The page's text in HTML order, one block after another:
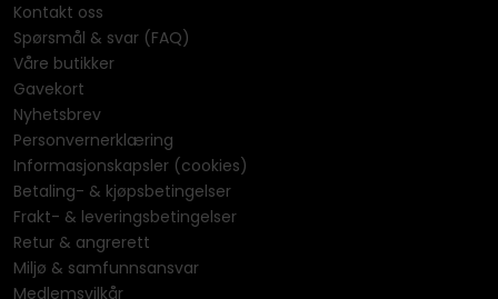
Kontakt oss
Spørsmål & svar (FAQ)
Våre butikker
Gavekort
Nyhetsbrev
Personvernerklæring
Informasjonskapsler (cookies)
Betaling- & kjøpsbetingelser
Frakt- & leveringsbetingelser
Retur & angrerett
Miljø & samfunnsansvar
Medlemsvilkår